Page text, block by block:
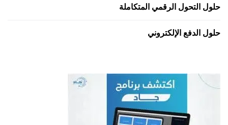
حلول التحول الرقمي المتكاملة
حلول الدفع الإلكتروني